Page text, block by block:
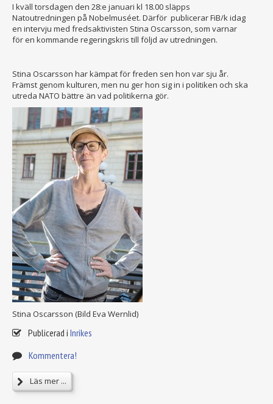
I kväll torsdagen den 28:e januari kl 18.00 släpps
Natoutredningen på Nobelmuséet. Därför publicerar FiB/k idag
en intervju med fredsaktivisten Stina Oscarsson, som varnar
för en kommande regeringskris till följd av utredningen.
Stina Oscarsson har kämpat för freden sen hon var sju år.
Främst genom kulturen, men nu ger hon sig in i politiken och ska
utreda NATO bättre än vad politikerna gör.
Stina Oscarsson (Bild Eva Wernlid)
Publicerad i Inrikes
Kommentera!
Läs mer ...